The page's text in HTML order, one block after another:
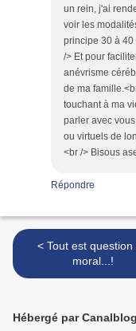
un rein, j'ai
voir les
principe 30 à 40
/> Et pour
anévrisme
de ma
touchant à ma
parler avec
ou virtuels de
<br /> Bisous
Répondre
< Tout est question de
moral...!
Hébergé par Canalblog